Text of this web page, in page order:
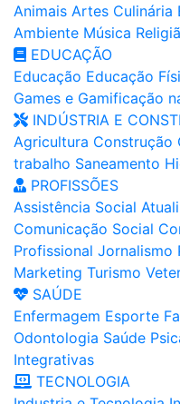
Animais Artes Culinária
Ambiente Música
EDUCAÇÃO
Educação Educação
Games e Gamificação
INDÚSTRIA E
Agricultura Construção
trabalho Saneamento
PROFISSÕES
Assistência Social
Comunicação Social
Profissional Jornalismo
Marketing Turismo
SAÚDE
Enfermagem Esporte
Odontologia Saúde
Integrativas
TECNOLOGIA